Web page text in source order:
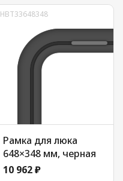
HBT33648348
Рамка для люка
648×348 мм, черная
10 962 ₽